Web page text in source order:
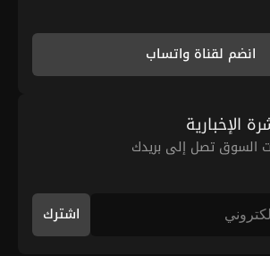
انضم لقناة واتساب
الإخبارية
السوق تصل إلى بريدك
اشترك